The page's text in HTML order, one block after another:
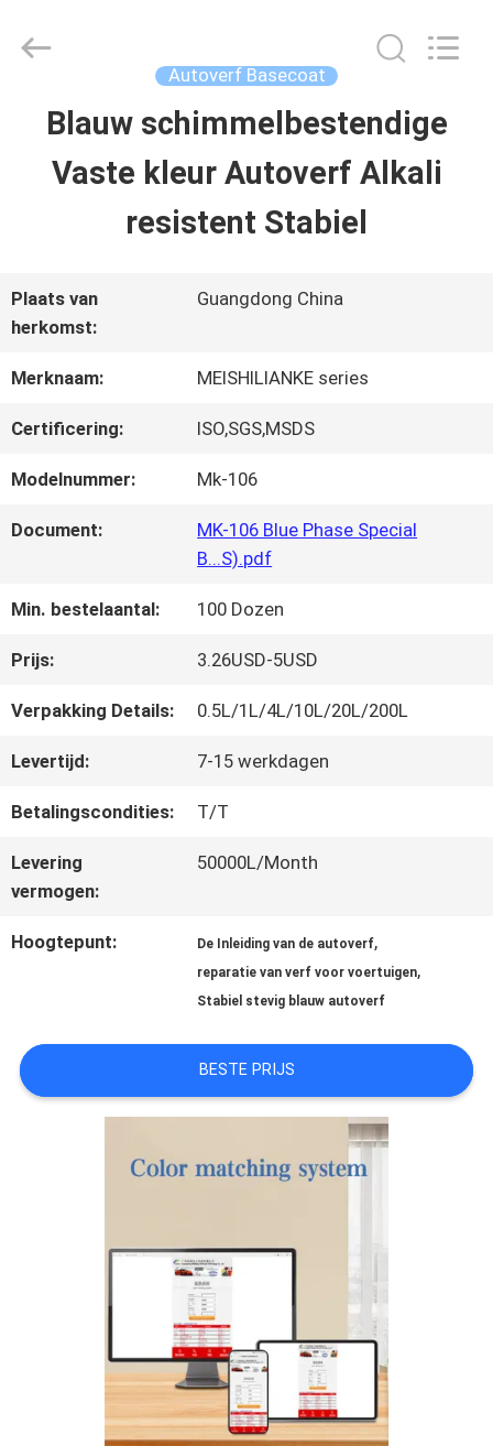
THUIS
PRODUCTEN
VIDEOS
OVER
ONS
CONTACTEER
ONS
NIEUWS
VRAAG
EEN
SITEMAP
Meklon
Autoverf Basecoat
Blauw schimmelbestendige
Vaste kleur Autoverf Alkali
resistent Stabiel
Plaats van
herkomst:
Guangdong China
Merknaam: MEISHILIANKE series
Certificering: ISO,SGS,MSDS
Modelnummer: Mk-106
Document:
MK-106 Blue Phase Special
B...S).pdf
Min. bestelaantal: 100 Dozen
Prijs: 3.26USD-5USD
Verpakking Details: 0.5L/1L/4L/10L/20L/200L
Levertijd: 7-15 werkdagen
Betalingscondities: T/T
Levering
vermogen:
50000L/Month
Hoogtepunt: De Inleiding van de autoverf,
reparatie van verf voor voertuigen,
Stabiel stevig blauw autoverf
BESTE PRIJS